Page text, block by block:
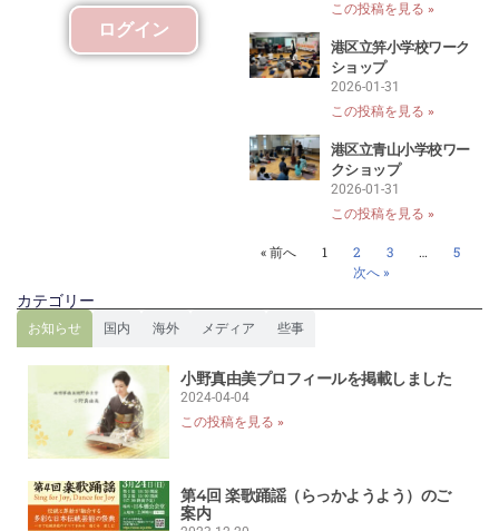
ログイン
この投稿を見る »
港区立笄小学校ワーク
ショップ
2026-01-31
この投稿を見る »
港区立青山小学校ワー
クショップ
2026-01-31
この投稿を見る »
« 前へ 1 2 3 …
5
次へ »
カテゴリー
お知らせ 国内 海外 メディア 些事
小野真由美プロフィールを掲載しました
2024-04-04
この投稿を見る »
第4回 楽歌踊謡（らっかようよう）のご
案内